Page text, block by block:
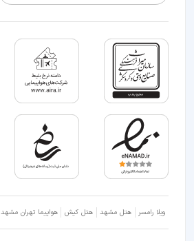
ویلا رامسر هتل مشهد هتل کیش هواپیما تهران مشهد